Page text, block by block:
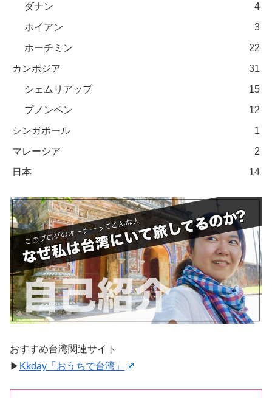
ダナン
4
ホイアン
3
ホーチミン
22
カンボジア
31
シェムリアップ
15
プノンペン
12
シンガポール
1
マレーシア
2
日本
14
おすすめ台湾関連サイト
▶︎ Kkday「おうちで台湾」